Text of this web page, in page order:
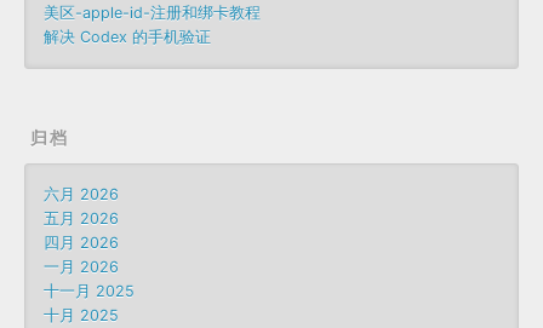
美区-apple-id-注册和绑卡教程
解决 Codex 的手机验证
归档
六月 2026
五月 2026
四月 2026
一月 2026
十一月 2025
十月 2025